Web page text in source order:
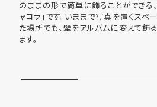
のままの形で簡単に飾ることができる
ャコラ」です。いままで写真を置くスペ
た場所でも、壁をアルバムに変えて飾
ます。